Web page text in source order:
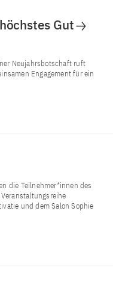
Gut
Neujahrsbotschaft ruft
Engagement für ein
die Teilnehmer*innen des
und dem Salon Sophie